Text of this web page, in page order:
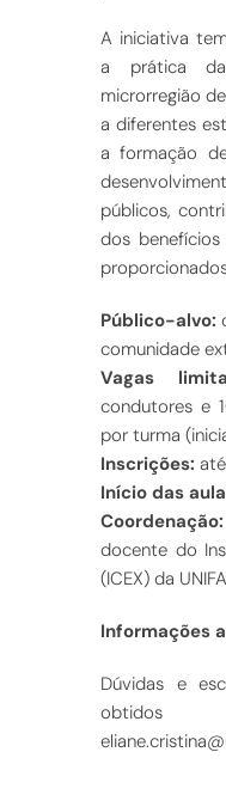
A iniciativa
a prática
microrregião
a diferentes
a formação
públicos,
dos
Público-alvo:
comunidade
Vagas
condutores e
por turma
Inscrições:
Início das
Coordenação:
docente do
(ICEX) da
Informações
Dúvidas e